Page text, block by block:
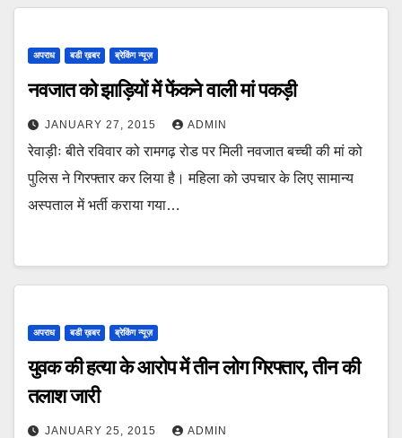
अपराध बडी ख़बर ब्रेकिंग न्यूज़
नवजात को झाड़ियों में फेंकने वाली मां पकड़ी
JANUARY 27, 2015 ADMIN
रेवाड़ीः बीते रविवार को रामगढ़ रोड पर मिली नवजात बच्ची की मां को
पुलिस ने गिरफ्तार कर लिया है। महिला को उपचार के लिए सामान्य
अस्पताल में भर्ती कराया गया…
अपराध बडी ख़बर ब्रेकिंग न्यूज़
युवक की हत्या के आरोप में तीन लोग गिरफ्तार, तीन की
तलाश जारी
JANUARY 25, 2015 ADMIN